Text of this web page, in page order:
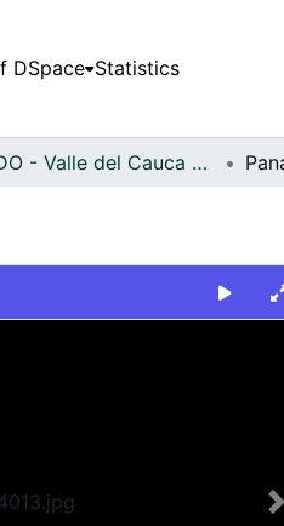
DSpace Statistics
FFDO - Valle del Cauca - Patrimonial